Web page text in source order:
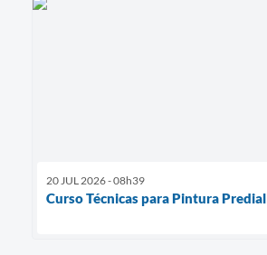
20 JUL 2026 - 08h39
Curso Técnicas para Pintura Predial